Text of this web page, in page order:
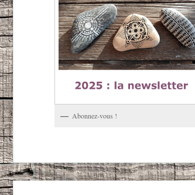
Abonnez-vous !